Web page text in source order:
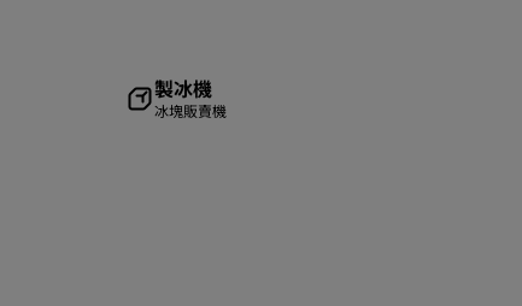
製冰機
冰塊販賣機